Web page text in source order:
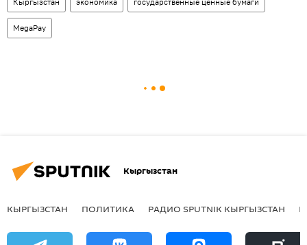
MegaPay
Кыргызстан
КЫРГЫЗСТАН ПОЛИТИКА РАДИО SPUTNIK КЫРГЫЗСТАН